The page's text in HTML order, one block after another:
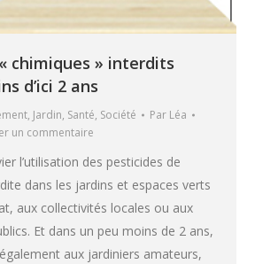
chimiques » interdits
d’ici 2 ans
, Jardin, Santé, Société Par Léa
un commentaire
l’utilisation des pesticides de
dans les jardins et espaces verts
aux collectivités locales ou aux
Et dans un peu moins de 2 ans,
aux jardiniers amateurs,